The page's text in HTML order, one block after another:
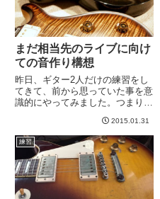
まだ相当先のライブに向け
ての音作り構想
昨日、ギター2人だけの練習をし
てきて、前から思っていた事を意
識的にやってみました。つまり、
らす、というやつです。言いたい
のは、ギターAは、ハイよりに重
心を、ギターBは低めに集めてみ
てはどうか、ということです。
左...
2015.01.31
練習